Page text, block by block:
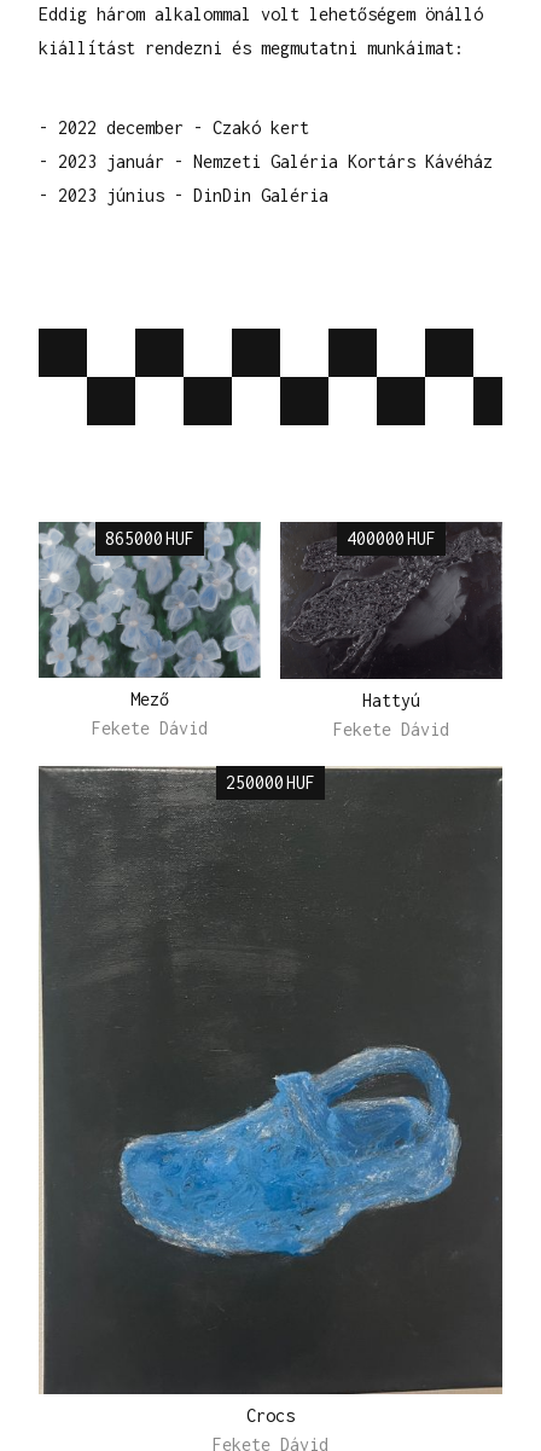
Eddig három alkalommal volt lehetőségem önálló
kiállítást rendezni és megmutatni munkáimat:
- 2022 december - Czakó kert
- 2023 január - Nemzeti Galéria Kortárs Kávéház
- 2023 június - DinDin Galéria
865000HUF
Mező
Fekete Dávid
400000HUF
Hattyú
Fekete Dávid
250000HUF
Crocs
Fekete Dávid